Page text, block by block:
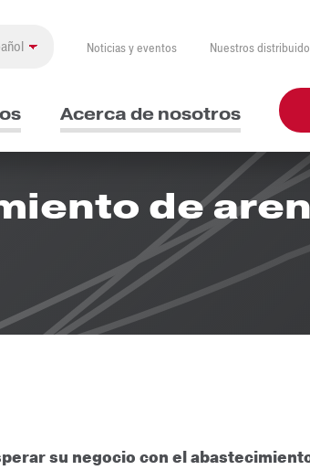
Noticias y eventos Nuestros
Acerca de nosotros
de
su negocio con el